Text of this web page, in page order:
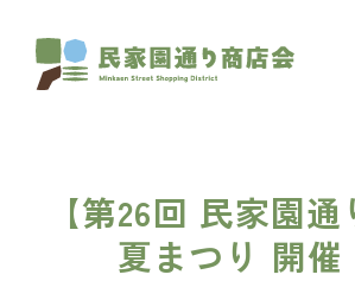
【第26回 民家園
夏まつり 開催